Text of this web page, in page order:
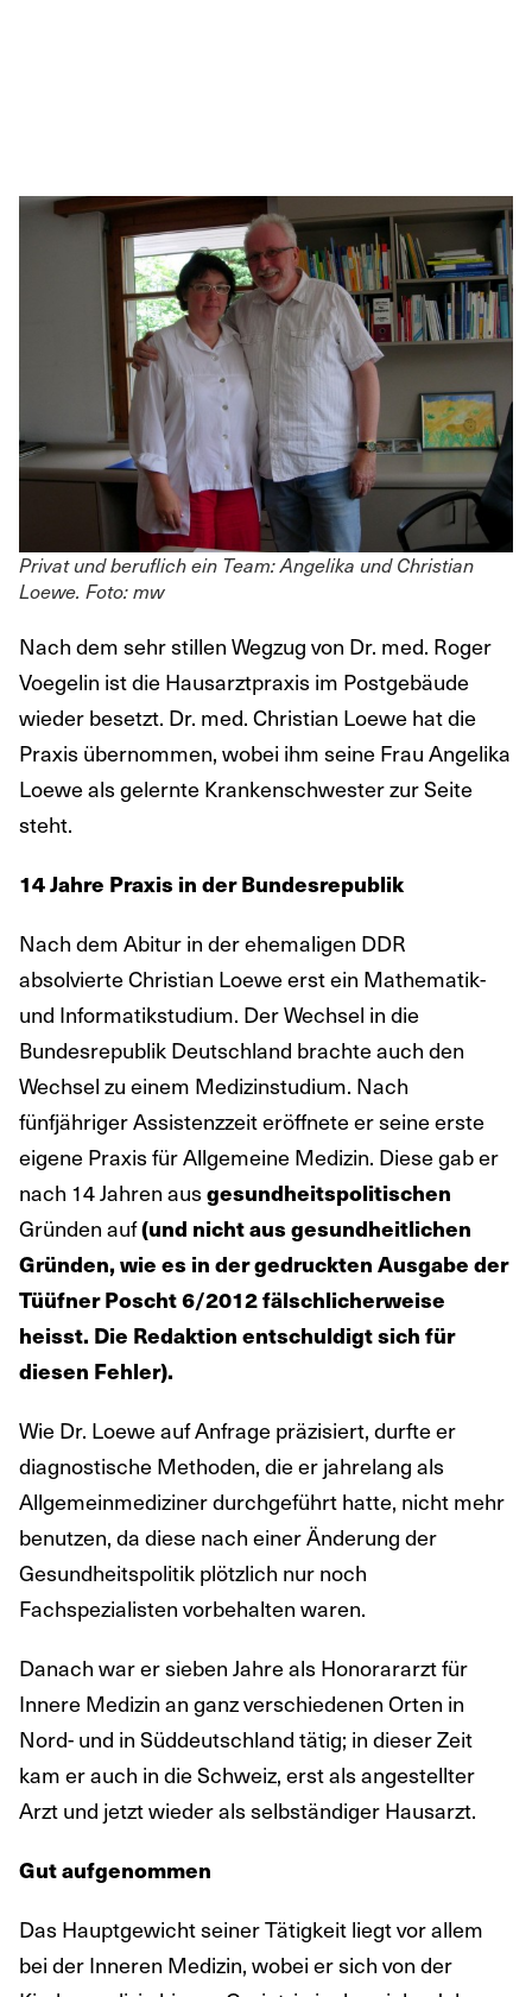
Privat und beruflich ein Team: Angelika und Christian
Loewe. Foto: mw
Nach dem sehr stillen Wegzug von Dr. med. Roger
Voegelin ist die Hausarztpraxis im Postgebäude
wieder besetzt. Dr. med. Christian Loewe hat die
Praxis übernommen, wobei ihm seine Frau Angelika
Loewe als gelernte Krankenschwester zur Seite
steht.
14 Jahre Praxis in der Bundesrepublik
Nach dem Abitur in der ehemaligen DDR
absolvierte Christian Loewe erst ein Mathematik-
und Informatikstudium. Der Wechsel in die
Bundesrepublik Deutschland brachte auch den
Wechsel zu einem Medizinstudium. Nach
fünfjähriger Assistenzzeit eröffnete er seine erste
eigene Praxis für Allgemeine Medizin. Diese gab er
nach 14 Jahren aus gesundheitspolitischen
Gründen auf(und nicht aus gesundheitlichen
Gründen, wie es in der gedruckten Ausgabe der
Tüüfner Poscht 6/2012 fälschlicherweise
heisst. Die Redaktion entschuldigt sich für
diesen Fehler).
Wie Dr. Loewe auf Anfrage präzisiert, durfte er
diagnostische Methoden, die er jahrelang als
Allgemeinmediziner durchgeführt hatte, nicht mehr
benutzen, da diese nach einer Änderung der
Gesundheitspolitik plötzlich nur noch
Fachspezialisten vorbehalten waren.
Danach war er sieben Jahre als Honorararzt für
Innere Medizin an ganz verschiedenen Orten in
Nord- und in Süddeutschland tätig; in dieser Zeit
kam er auch in die Schweiz, erst als angestellter
Arzt und jetzt wieder als selbständiger Hausarzt.
Gut aufgenommen
Das Hauptgewicht seiner Tätigkeit liegt vor allem
bei der Inneren Medizin, wobei er sich von der